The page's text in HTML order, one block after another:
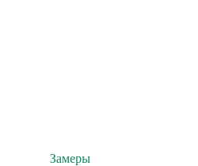
Замеры